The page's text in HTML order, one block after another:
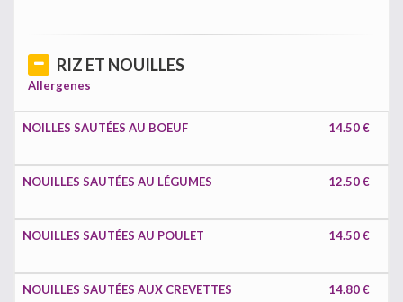
RIZ ET NOUILLES
Allergenes
NOILLES SAUTÉES AU BOEUF 14.50 €
NOUILLES SAUTÉES AU LÉGUMES 12.50 €
NOUILLES SAUTÉES AU POULET 14.50 €
NOUILLES SAUTÉES AUX CREVETTES 14.80 €